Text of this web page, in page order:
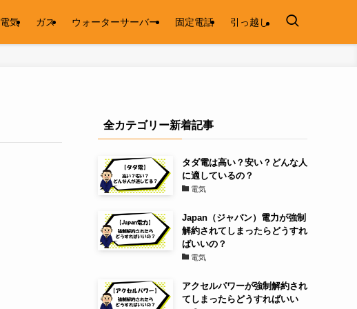
電気 ガス ウォーターサーバー 固定電話 引っ越し
全カテゴリー新着記事
タダ電は高い？安い？どんな人
に適しているの？
電気
Japan（ジャパン）電力が強制
解約されてしまったらどうすれ
ばいいの？
電気
アクセルパワーが強制解約され
てしまったらどうすればいい